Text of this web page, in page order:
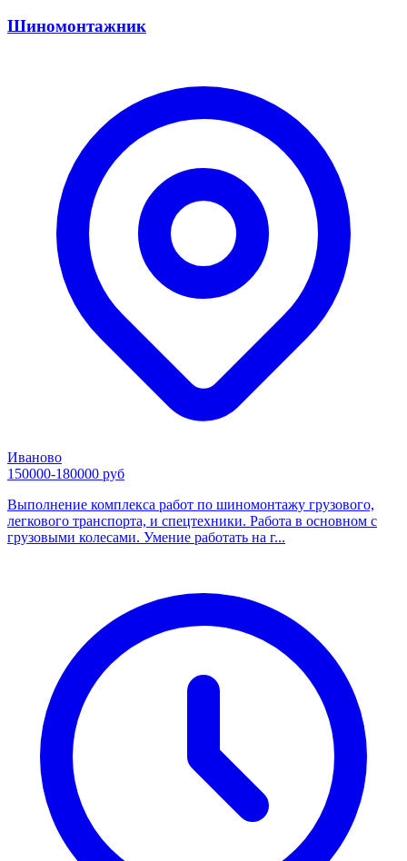
Шиномонтажник
Иваново
150000-180000 руб
Выполнение комплекса работ по шиномонтажу грузового,
легкового транспорта, и спецтехники. Работа в основном с
грузовыми колесами. Умение работать на г...